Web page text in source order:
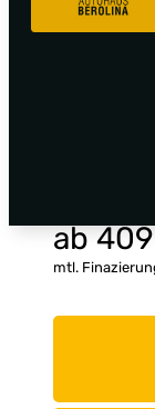
AUDI
ab409
mtl.